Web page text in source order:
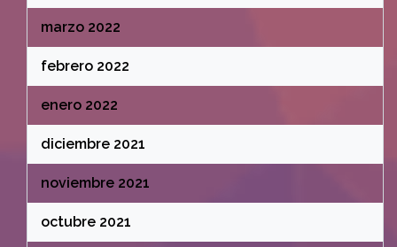
marzo 2022
febrero 2022
enero 2022
diciembre 2021
noviembre 2021
octubre 2021